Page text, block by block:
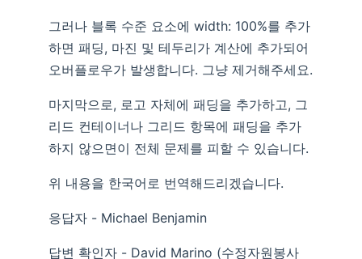
그러나 블록 수준 요소에 width: 100%를 추가
하면 패딩, 마진 및 테두리가 계산에 추가되어
오버플로우가 발생합니다. 그냥 제거해주세요.
마지막으로, 로고 자체에 패딩을 추가하고, 그
리드 컨테이너나 그리드 항목에 패딩을 추가
하지 않으면이 전체 문제를 피할 수 있습니다.
위 내용을 한국어로 번역해드리겠습니다.
응답자 - Michael Benjamin
답변 확인자 - David Marino (수정자원봉사